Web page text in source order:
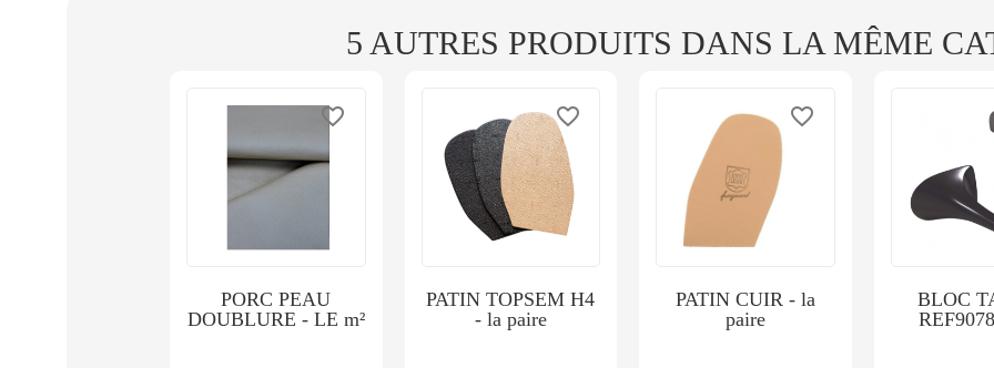
5 AUTRES PRODUITS DANS LA MÊME
favorite_border
PORC PEAU
DOUBLURE - LE m²
favorite_border
PATIN TOPSEM H4
- la paire
favorite_border
PATIN CUIR - la
paire
BLOC